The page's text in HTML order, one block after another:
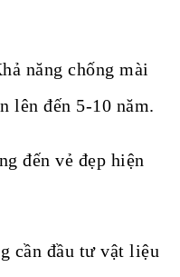
năng chống mài
lên đến 5-10 năm.
đến vẻ đẹp hiện
cần đầu tư vật liệu